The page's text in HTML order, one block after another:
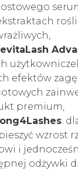
efektów
premium,
:
wzrost
i
odżywki